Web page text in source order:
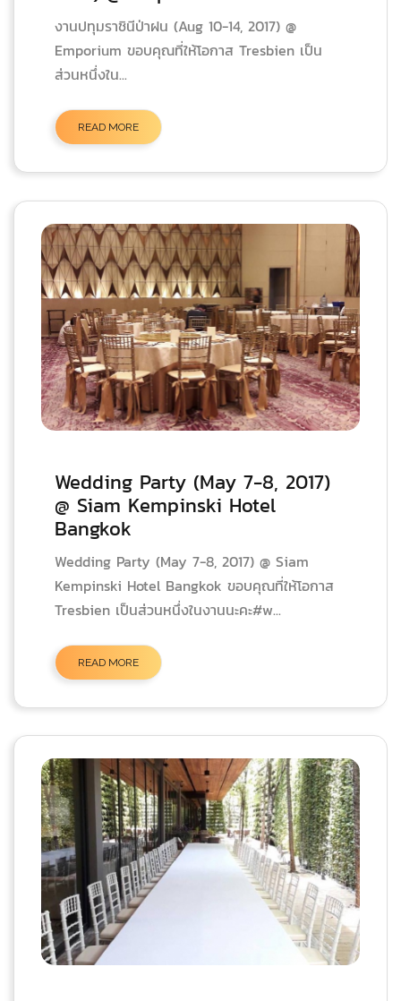
งานปทุมราชินีป่าฝน (Aug 10-14, 2017) @
Emporium ขอบคุณที่ให้โอกาส Tresbien เป็น
ส่วนหนึ่งใน...
READ MORE
Wedding Party (May 7-8, 2017)
@ Siam Kempinski Hotel
Bangkok
Wedding Party (May 7-8, 2017) @ Siam
Kempinski Hotel Bangkok ขอบคุณที่ให้โอกาส
Tresbien เป็นส่วนหนึ่งในงานนะคะ#w...
READ MORE